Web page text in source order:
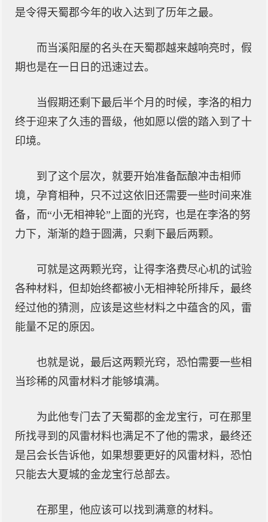
是令得天蜀郡今年的收入达到了历年之最。
而当溪阳屋的名头在天蜀郡越来越响亮时，假
期也是在一日日的迅速过去。
当假期还剩下最后半个月的时候，李洛的相力
终于迎来了久违的晋级，他如愿以偿的踏入到了十
印境。
到了这个层次，就要开始准备酝酿冲击相师
境，孕育相种，只不过这依旧还需要一些时间来准
备，而“小无相神轮”上面的光窍，也是在李洛的努
力下，渐渐的趋于圆满，只剩下最后两颗。
可就是这两颗光窍，让得李洛费尽心机的试验
各种材料，但却始终都被小无相神轮所排斥，最终
经过他的猜测，应该是这些材料之中蕴含的风，雷
能量不足的原因。
也就是说，最后这两颗光窍，恐怕需要一些相
当珍稀的风雷材料才能够填满。
为此他专门去了天蜀郡的金龙宝行，可在那里
所找寻到的风雷材料也满足不了他的需求，最终还
是吕会长告诉他，如果想要更好的风雷材料，恐怕
只能去大夏城的金龙宝行总部去。
在那里，他应该可以找到满意的材料。